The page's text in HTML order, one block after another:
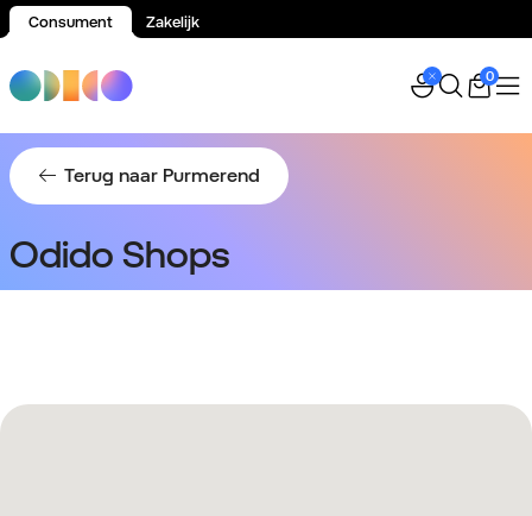
Consument Zakelijk
0
Terug naar Purmerend
Odido Shops